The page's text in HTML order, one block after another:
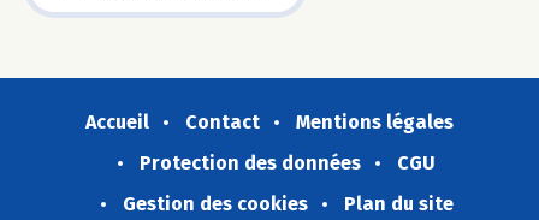
Accueil Contact
Mentions légales
Protection des données
CGU
Gestion des cookies
Plan du site